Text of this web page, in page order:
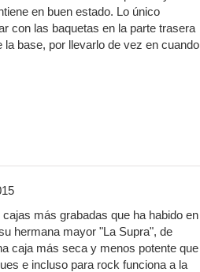
en buen estado. Lo único
con las baquetas en la parte trasera
base, por llevarlo de vez en cuando
más grabadas que ha habido en
hermana mayor "La Supra", de
caja más seca y menos potente que
e incluso para rock funciona a la